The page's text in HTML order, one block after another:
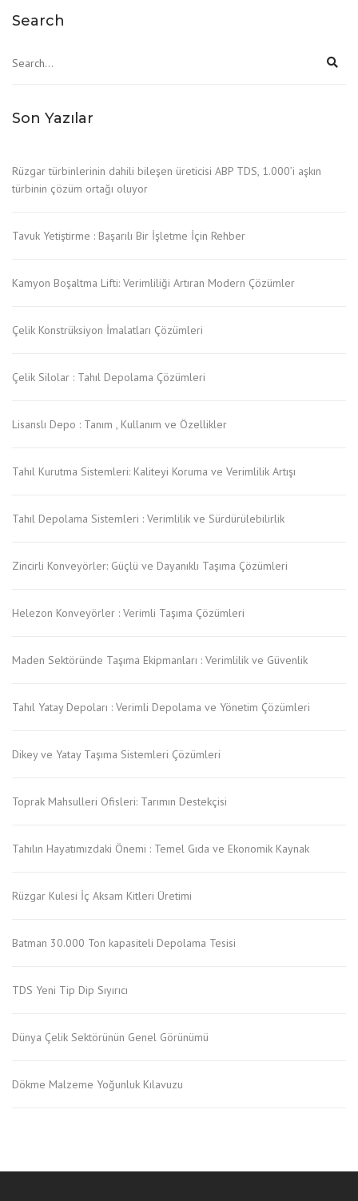
Search
Son Yazılar
Rüzgar türbinlerinin dahili bileşen üreticisi ABP TDS, 1.000’i aşkın
türbinin çözüm ortağı oluyor
Tavuk Yetiştirme : Başarılı Bir İşletme İçin Rehber
Kamyon Boşaltma Lifti: Verimliliği Artıran Modern Çözümler
Çelik Konstrüksiyon İmalatları Çözümleri
Çelik Silolar : Tahıl Depolama Çözümleri
Lisanslı Depo : Tanım , Kullanım ve Özellikler
Tahıl Kurutma Sistemleri: Kaliteyi Koruma ve Verimlilik Artışı
Tahıl Depolama Sistemleri : Verimlilik ve Sürdürülebilirlik
Zincirli Konveyörler: Güçlü ve Dayanıklı Taşıma Çözümleri
Helezon Konveyörler : Verimli Taşıma Çözümleri
Maden Sektöründe Taşıma Ekipmanları : Verimlilik ve Güvenlik
Tahıl Yatay Depoları : Verimli Depolama ve Yönetim Çözümleri
Dikey ve Yatay Taşıma Sistemleri Çözümleri
Toprak Mahsulleri Ofisleri: Tarımın Destekçisi
Tahılın Hayatımızdaki Önemi : Temel Gıda ve Ekonomik Kaynak
Rüzgar Kulesi İç Aksam Kitleri Üretimi
Batman 30.000 Ton kapasiteli Depolama Tesisi
TDS Yeni Tip Dip Sıyırıcı
Dünya Çelik Sektörünün Genel Görünümü
Dökme Malzeme Yoğunluk Kılavuzu